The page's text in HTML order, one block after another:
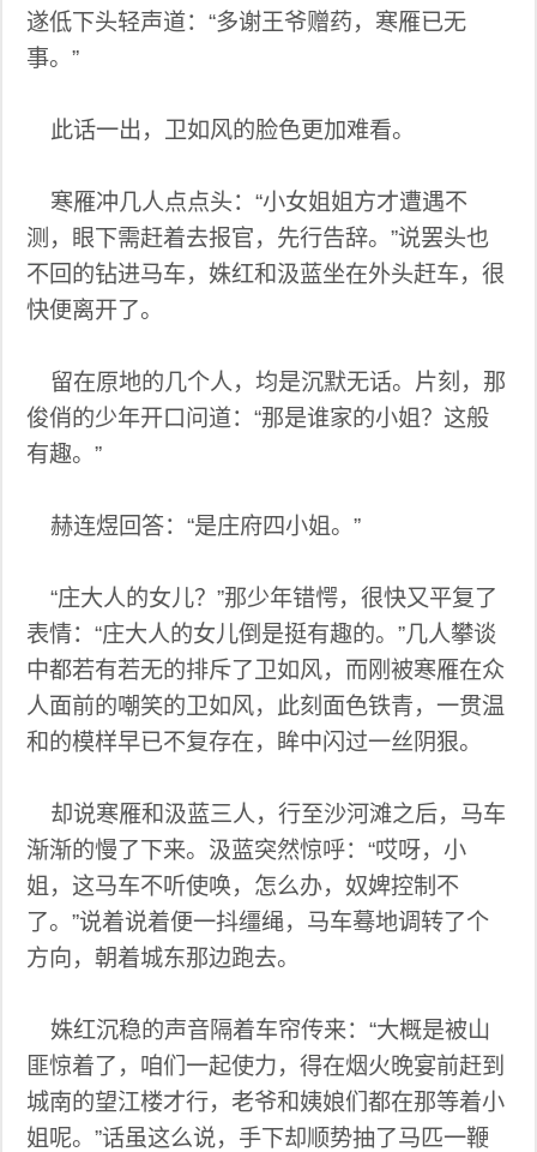
遂低下头轻声道：“多谢王爷赠药，寒雁已无
事。”
此话一出，卫如风的脸色更加难看。
寒雁冲几人点点头：“小女姐姐方才遭遇不
测，眼下需赶着去报官，先行告辞。”说罢头也
不回的钻进马车，姝红和汲蓝坐在外头赶车，很
快便离开了。
留在原地的几个人，均是沉默无话。片刻，那
俊俏的少年开口问道：“那是谁家的小姐？这般
有趣。”
赫连煜回答：“是庄府四小姐。”
“庄大人的女儿？”那少年错愕，很快又平复了
表情：“庄大人的女儿倒是挺有趣的。”几人攀谈
中都若有若无的排斥了卫如风，而刚被寒雁在众
人面前的嘲笑的卫如风，此刻面色铁青，一贯温
和的模样早已不复存在，眸中闪过一丝阴狠。
却说寒雁和汲蓝三人，行至沙河滩之后，马车
渐渐的慢了下来。汲蓝突然惊呼：“哎呀，小
姐，这马车不听使唤，怎么办，奴婢控制不
了。”说着说着便一抖缰绳，马车蓦地调转了个
方向，朝着城东那边跑去。
姝红沉稳的声音隔着车帘传来：“大概是被山
匪惊着了，咱们一起使力，得在烟火晚宴前赶到
城南的望江楼才行，老爷和姨娘们都在那等着小
姐呢。”话虽这么说，手下却顺势抽了马匹一鞭